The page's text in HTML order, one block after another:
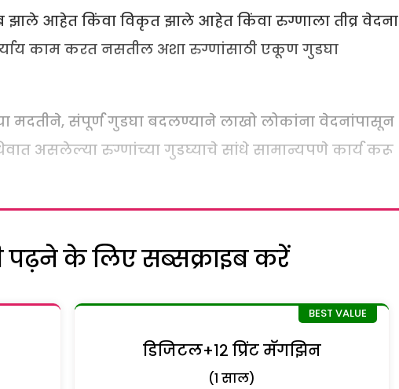
झाले आहेत किंवा विकृत झाले आहेत किंवा रुग्णाला तीव्र वेदना
काम करत नसतील अशा रुग्णांसाठी एकूण गुडघा
मदतीने, संपूर्ण गुडघा बदलण्याने लाखो लोकांना वेदनांपासून
असलेल्या रुग्णांच्या गुडघ्याचे सांधे सामान्यपणे कार्य करू
के लिए सब्सक्राइब करें
डिजिटल+१२ प्रिंट मॅगझिन
(1 साल)